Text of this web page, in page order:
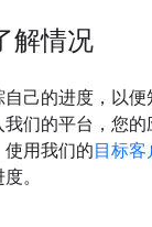
解情况
己的进度，以
们的平台，您
用我们的 目标客
。